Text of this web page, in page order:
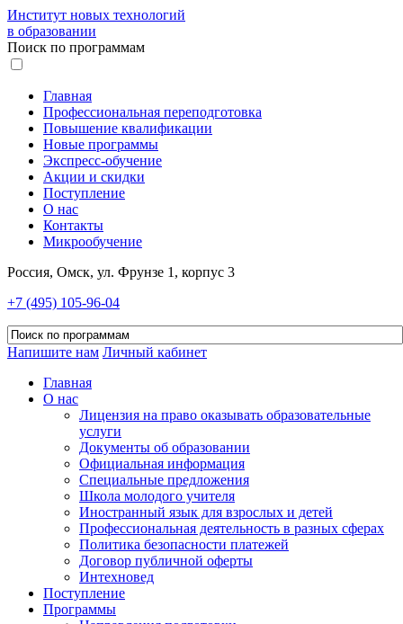
Институт новых технологий
в образовании
Поиск по программам
Главная
Профессиональная переподготовка
Повышение квалификации
Новые программы
Экспресс-обучение
Акции и скидки
Поступление
О нас
Контакты
Микрообучение
Россия, Омск, ул. Фрунзе 1, корпус 3
+7 (495) 105-96-04
Напишите нам Личный кабинет
Главная
О нас
Лицензия на право оказывать образовательные
услуги
Документы об образовании
Официальная информация
Специальные предложения
Школа молодого учителя
Иностранный язык для взрослых и детей
Профессиональная деятельность в разных сферах
Политика безопасности платежей
Договор публичной оферты
Интехновед
Поступление
Программы